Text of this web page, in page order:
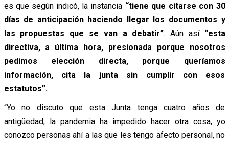
es que según indicó, la instancia “tiene que citarse con 30
días de anticipación haciendo llegar los documentos y
las propuestas que se van a debatir”. Aún así “esta
directiva, a última hora, presionada porque nosotros
pedimos elección directa, porque queríamos
información, cita la junta sin cumplir con esos
estatutos”.
“Yo no discuto que esta Junta tenga cuatro años de
antigüedad, la pandemia ha impedido hacer otra cosa, yo
conozco personas ahí a las que les tengo afecto personal, no